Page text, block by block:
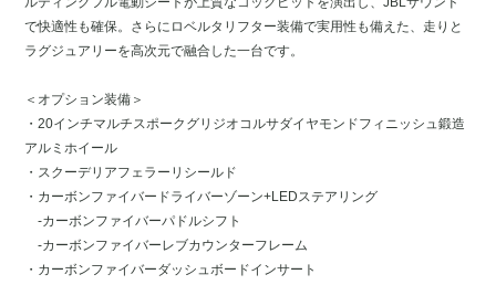
で快適性も確保。さらにロベルタリフター装備で実用性も備えた、走りと
ラグジュアリーを高次元で融合した一台です。
＜オプション装備＞
・20インチマルチスポークグリジオコルサダイヤモンドフィニッシュ鍛造
アルミホイール
・スクーデリアフェラーリシールド
・カーボンファイバードライバーゾーン+LEDステアリング
-カーボンファイバーパドルシフト
-カーボンファイバーレブカウンターフレーム
・カーボンファイバーダッシュボードインサート